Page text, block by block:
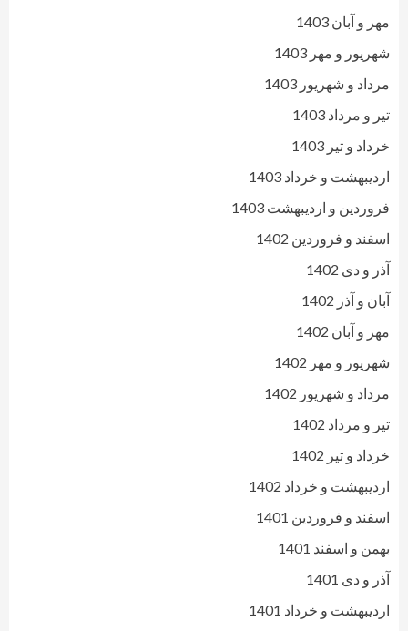
مهر و آبان 1403
شهریور و مهر 1403
مرداد و شهریور 1403
تیر و مرداد 1403
خرداد و تیر 1403
اردیبهشت و خرداد 1403
فروردین و اردیبهشت 1403
اسفند و فروردین 1402
آذر و دی 1402
آبان و آذر 1402
مهر و آبان 1402
شهریور و مهر 1402
مرداد و شهریور 1402
تیر و مرداد 1402
خرداد و تیر 1402
اردیبهشت و خرداد 1402
اسفند و فروردین 1401
بهمن و اسفند 1401
آذر و دی 1401
اردیبهشت و خرداد 1401